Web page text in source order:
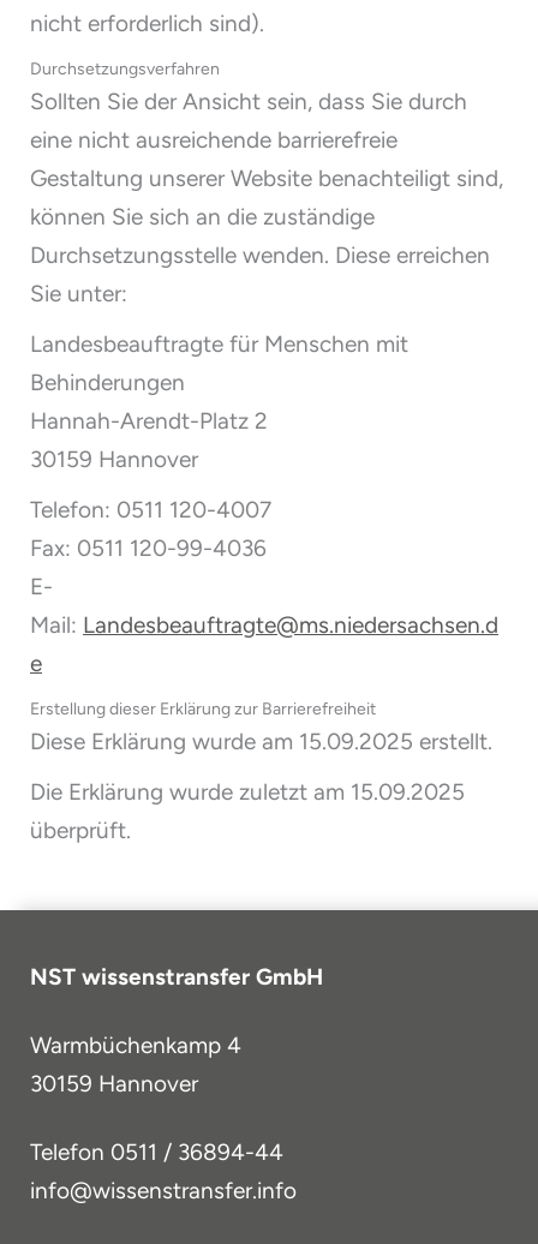
nicht erforderlich sind).
Durchsetzungsverfahren
Sollten Sie der Ansicht sein, dass Sie durch
eine nicht ausreichende barrierefreie
Gestaltung unserer Website benachteiligt sind,
können Sie sich an die zuständige
Durchsetzungsstelle wenden. Diese erreichen
Sie unter:
Landesbeauftragte für Menschen mit
Behinderungen
Hannah-Arendt-Platz 2
30159 Hannover
Telefon: 0511 120-4007
Fax: 0511 120-99-4036
E-
Mail: Landesbeauftragte@ms.niedersachsen.d
e
Erstellung dieser Erklärung zur Barrierefreiheit
Diese Erklärung wurde am 15.09.2025 erstellt.
Die Erklärung wurde zuletzt am 15.09.2025
überprüft.
NST wissenstransfer GmbH
Warmbüchenkamp 4
30159 Hannover
Telefon 0511 / 36894-44
info@wissenstransfer.info